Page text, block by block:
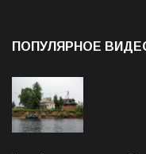
ПОПУЛЯРНОЕ